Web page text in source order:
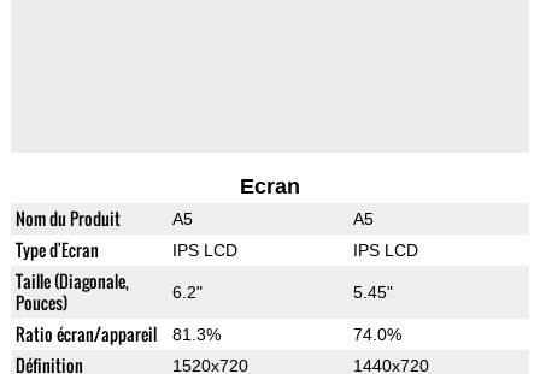
Ecran
Nom du Produit A5 A5
Type d'Ecran IPS LCD IPS LCD
Taille (Diagonale,
Pouces)
6.2" 5.45"
Ratio écran/appareil 81.3% 74.0%
Définition 1520x720 1440x720